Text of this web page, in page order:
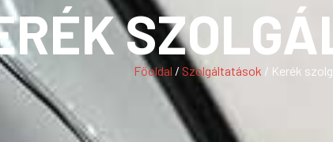
Főoldal / Szolgáltatások / Kerék